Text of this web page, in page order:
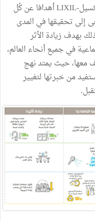
وتحدد الاستراتيجية الجديدة الخاصة بليكسيل-LIXIL أهدافا عن كُل
إلى تحقيقها في المدى
بهدف زيادة الأثر
في جميع أنحاء العالم،
معها، حيث يمتد نهج
من خبرتها لتغيير